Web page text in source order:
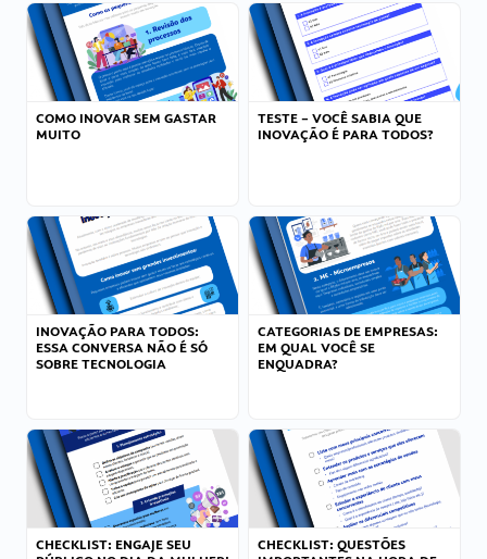
COMO INOVAR SEM GASTAR
MUITO
TESTE – VOCÊ SABIA QUE
INOVAÇÃO É PARA TODOS?
INOVAÇÃO PARA TODOS:
ESSA CONVERSA NÃO É SÓ
SOBRE TECNOLOGIA
CATEGORIAS DE EMPRESAS:
EM QUAL VOCÊ SE
ENQUADRA?
CHECKLIST: ENGAJE SEU
CHECKLIST: QUESTÕES